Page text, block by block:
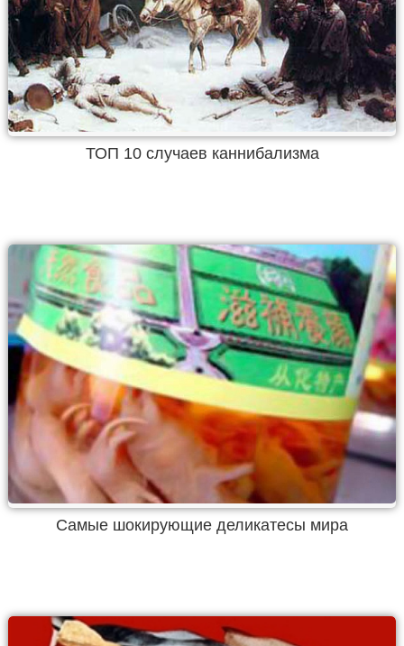
ТОП 10 случаев каннибализма
Самые шокирующие деликатесы мира